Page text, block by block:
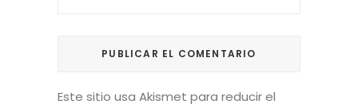
Este sitio usa Akismet para reducir el